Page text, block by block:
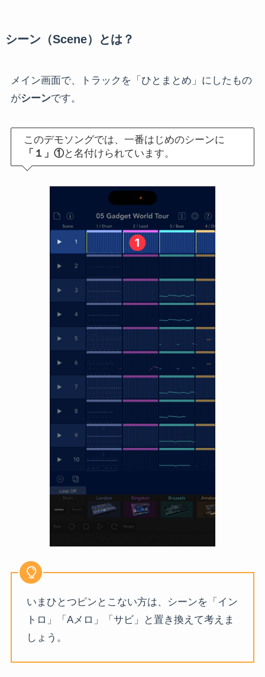
シーン（Scene）とは？
メイン画面で、トラックを「ひとまとめ」にしたもの
がシーンです。
このデモソングでは、一番はじめのシーンに
「１」①と名付けられています。
いまひとつピンとこない方は、シーンを「イン
トロ」「Aメロ」「サビ」と置き換えて考えま
しょう。